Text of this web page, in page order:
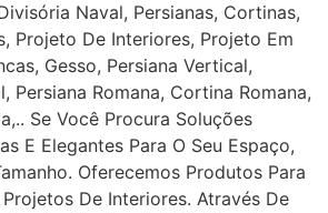
Naval, Persianas, Cortinas,
Projeto De Interiores, Projeto Em
Gesso, Persiana Vertical,
Persiana Romana, Cortina Romana,
Se Você Procura Soluções
E Elegantes Para O Seu Espaço,
Oferecemos Produtos Para
De Interiores. Através De